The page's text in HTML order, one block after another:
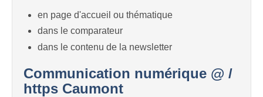
en page d'accueil ou thématique
dans le comparateur
dans le contenu de la newsletter
Communication numérique @ /
https Caumont